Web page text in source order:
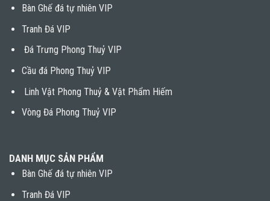
Bàn Ghế đá tự nhiên VIP
Tranh Đá VIP
Đá Trưng Phong Thuỷ VIP
Cầu đá Phong Thuỷ VIP
Linh Vật Phong Thuỷ & Vật Phẩm Hiếm
Vòng Đá Phong Thuỷ VIP
DANH MỤC SẢN PHẨM
Bàn Ghế đá tự nhiên VIP
Tranh Đá VIP